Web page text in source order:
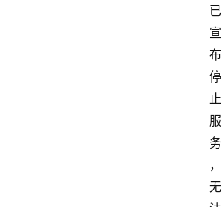
已
宣
布
停
止
服
务
，
无